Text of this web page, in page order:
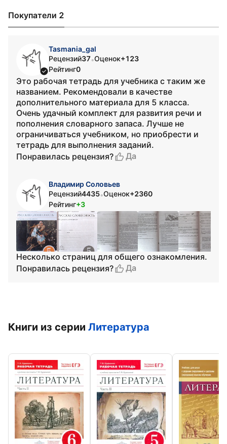
Покупатели 2
Tasmania_gal
Рецензий37•Оценок+123
Рейтинг0
Это рабочая тетрадь для учебника с таким же
названием. Рекомендовали в качестве
дополнительного материала для 5 класса.
Очень удачный комплект для развития речи и
пополнения словарного запаса. Лучше не
ограничиваться учебником, но приобрести и
тетрадь для выполнения заданий.
Понравилась рецензия?
Да
Владимир Соловьев
Рецензий4435•Оценок+2360
Рейтинг+3
Несколько страниц для общего ознакомления.
Понравилась рецензия?
Да
Книги из серии Литература